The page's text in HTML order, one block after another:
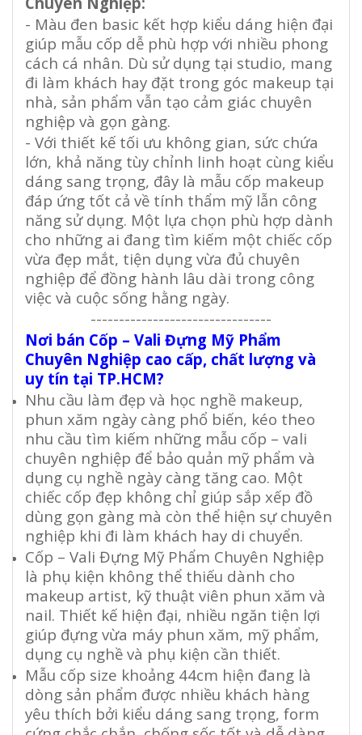
- Màu đen basic kết hợp kiểu dáng hiện đại
giúp mẫu cốp dễ phù hợp với nhiều phong
cách cá nhân. Dù sử dụng tại studio, mang
đi làm khách hay đặt trong góc makeup tại
nhà, sản phẩm vẫn tạo cảm giác chuyên
nghiệp và gọn gàng.
- Với thiết kế tối ưu không gian, sức chứa
lớn, khả năng tùy chỉnh linh hoạt cùng kiểu
dáng sang trọng, đây là mẫu cốp makeup
đáp ứng tốt cả về tính thẩm mỹ lẫn công
năng sử dụng. Một lựa chọn phù hợp dành
cho những ai đang tìm kiếm một chiếc cốp
vừa đẹp mắt, tiện dụng vừa đủ chuyên
nghiệp để đồng hành lâu dài trong công
việc và cuộc sống hằng ngày.
--------------------------------
Nơi bán Cốp – Vali Đựng Mỹ Phẩm
Chuyên Nghiệp cao cấp, chất lượng và
uy tín tại TP.HCM?
Nhu cầu làm đẹp và học nghề makeup,
phun xăm ngày càng phổ biến, kéo theo
nhu cầu tìm kiếm những mẫu cốp – vali
chuyên nghiệp để bảo quản mỹ phẩm và
dụng cụ nghề ngày càng tăng cao. Một
chiếc cốp đẹp không chỉ giúp sắp xếp đồ
dùng gọn gàng mà còn thể hiện sự chuyên
nghiệp khi đi làm khách hay di chuyển.
Cốp – Vali Đựng Mỹ Phẩm Chuyên Nghiệp
là phụ kiện không thể thiếu dành cho
makeup artist, kỹ thuật viên phun xăm và
nail. Thiết kế hiện đại, nhiều ngăn tiện lợi
giúp đựng vừa máy phun xăm, mỹ phẩm,
dụng cụ nghề và phụ kiện cần thiết.
Mẫu cốp size khoảng 44cm hiện đang là
dòng sản phẩm được nhiều khách hàng
yêu thích bởi kiểu dáng sang trọng, form